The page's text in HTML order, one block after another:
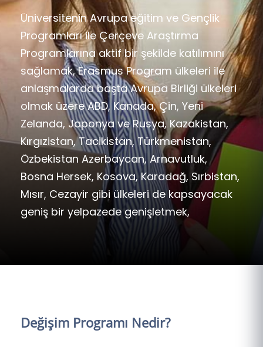
Üniversitenin Avrupa eğitim ve Gençlik
Programları ile Çerçeve Araştırma
Programlarına aktif bir şekilde katılımını
sağlamak, Erasmus Program ülkeleri ile
anlaşmalarda başta Avrupa Birliği ülkeleri
olmak üzere ABD, Kanada, Çin, Yeni
Zelanda, Japonya ve Rusya, Kazakistan,
Kırgızistan, Tacikistan, Türkmenistan,
Özbekistan Azerbaycan, Arnavutluk,
Bosna Hersek, Kosova, Karadağ, Sırbistan,
Mısır, Cezayir gibi ülkeleri de kapsayacak
geniş bir yelpazede genişletmek,
Değişim Programı Nedir?